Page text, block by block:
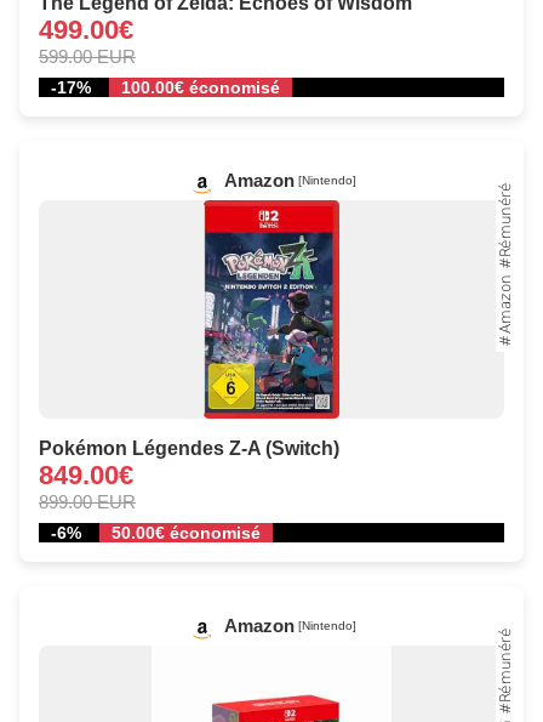
499.00€
599.00 EUR
-17% 100.00€ économisé
Amazon [Nintendo]
Pokémon Légendes Z-A (Switch)
849.00€
899.00 EUR
-6% 50.00€ économisé
Amazon [Nintendo]